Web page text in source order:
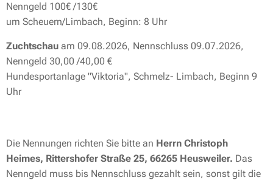
Nenngeld 100€ /130€
um Scheuern/Limbach, Beginn: 8 Uhr
Zuchtschau am 09.08.2026, Nennschluss 09.07.2026,
Nenngeld 30,00 /40,00 €
Hundesportanlage "Viktoria", Schmelz- Limbach, Beginn 9
Uhr
Die Nennungen richten Sie bitte an Herrn Christoph
Heimes, Rittershofer Straße 25, 66265 Heusweiler. Das
Nenngeld muss bis Nennschluss gezahlt sein, sonst gilt die